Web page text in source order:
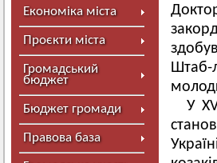
Економіка міста
Проєкти міста
Громадський
бюджет
Бюджет громади
Правова база
У